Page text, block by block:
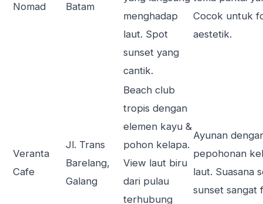
Nomad
Batam
menghadap
laut. Spot
sunset yang
cantik.
Cocok untuk
aestetik.
Veranta
Cafe
Jl. Trans
Barelang,
Galang
Beach club
tropis dengan
elemen kayu &
pohon kelapa.
View laut biru
dari pulau
terhubung
Ayunan
pepohonan
laut. Suasana
sunset sangat